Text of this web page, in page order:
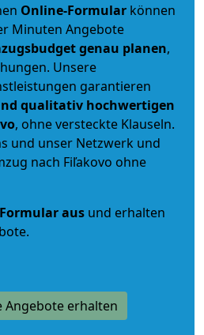
Online-Formular können
Minuten Angebote
genau planen,
Unsere
garantieren
qualitativ hochwertigen
, ohne versteckte Klauseln.
und unser Netzwerk und
nach Fiľakovo ohne
aus und erhalten
Angebote erhalten